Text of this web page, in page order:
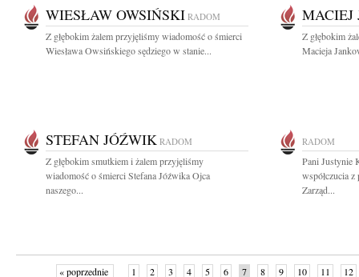
WIESŁAW OWSIŃSKI RADOM
Z głębokim żalem przyjęliśmy wiadomość o śmierci
Wiesława Owsińskiego sędziego w stanie...
MACIEJ
Z głębokim
Macieja
STEFAN JÓŹWIK RADOM
Z głębokim smutkiem i żalem przyjęliśmy
wiadomość o śmierci Stefana Jóźwika Ojca
naszego...
RADOM
Pani Justynie
współczucia
Zarząd...
« poprzednie 1 2 3 4 5 6 7 8 9 10 11 12